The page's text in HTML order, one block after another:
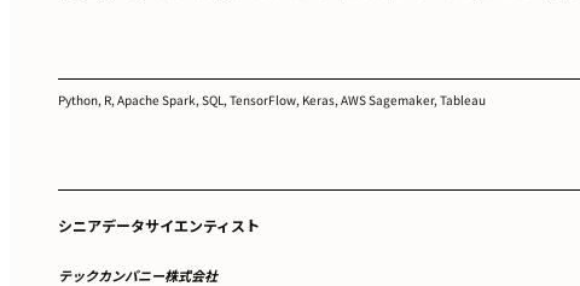
Python, R, Apache Spark, SQL, TensorFlow, Keras, AWS Sagemaker, Tableau
シニアデータサイエンティスト
テックカンパニー株式会社